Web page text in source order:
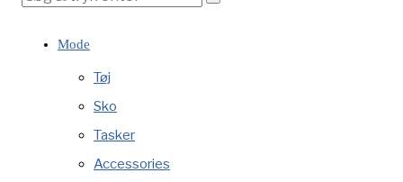
Mode
Tøj
Sko
Tasker
Accessories